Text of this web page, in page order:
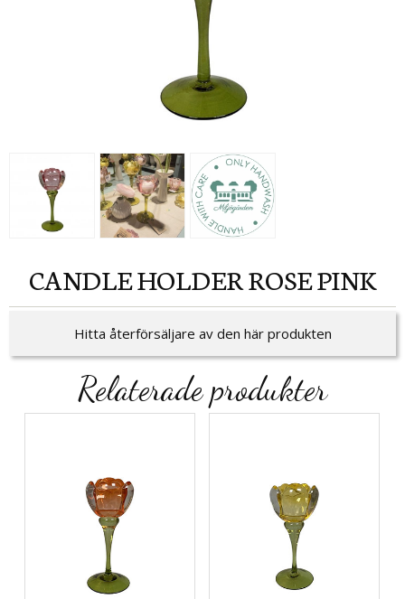
CANDLE HOLDER ROSE PINK
Hitta återförsäljare av den här produkten
Relaterade produkter